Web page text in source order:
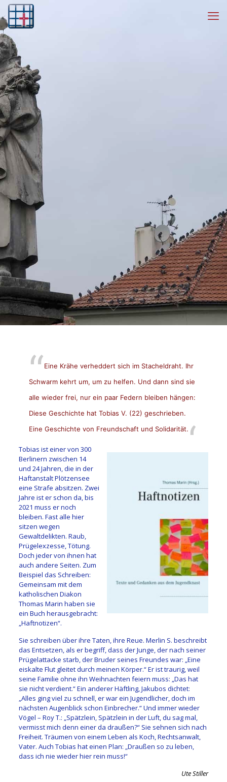
Eine Krähe verheddert sich im Stacheldraht. Ihr
Schwarm kehrt um, um zu helfen. Und dann sind sie
alle wieder frei, nur ein paar Federn bleiben hängen:
Diese Geschichte hat Tobias V. (22) geschrieben.
Eine Geschichte von Freundschaft und Solidarität.
Tobias ist einer von 300
Berlinern zwischen 14
und 24 Jahren, die in der
Haftanstalt Plötzensee
eine Strafe absitzen. Zwei
Jahre ist er schon da, bis
2021 muss er noch
bleiben. Fast alle hier
sitzen wegen
Gewaltdelikten. Raub,
Prügelexzesse, Tötung.
Doch jeder von ihnen hat
auch andere Seiten. Zum
Beispiel das Schreiben:
Gemeinsam mit dem
katholischen Diakon
Thomas Marin haben sie
ein Buch herausgebracht:
„Haftnotizen“.
Sie schreiben über ihre Taten, ihre Reue. Merlin S. beschreibt
das Entsetzen, als er begriff, dass der Junge, der nach seiner
Prügelattacke starb, der Bruder seines Freundes war: „Eine
eiskalte Flut gleitet durch meinen Körper.“ Er ist traurig, weil
seine Familie ohne ihn Weihnachten feiern muss: „Das hat
sie nicht verdient.“ Ein anderer Häftling, Jakubos dichtet:
„Alles ging viel zu schnell, er war ein Jugendlicher, doch im
nächsten Augenblick schon Einbrecher.“ Und immer wieder
Vögel – Roy T.: „Spätzlein, Spätzlein in der Luft, du sag mal,
vermisst mich denn einer da draußen?“ Sie sehnen sich nach
Freiheit. Träumen von einem Leben als Koch, Rechtsanwalt,
Vater. Auch Tobias hat einen Plan: „Draußen so zu leben,
dass ich nie wieder hier rein muss!“
UteStiller